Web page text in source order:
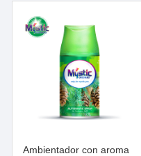
Ambientador con aroma